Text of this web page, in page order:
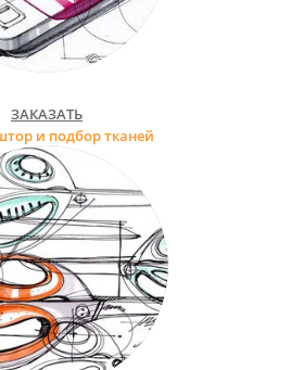
ЗАКАЗАТЬ
и подбор тканей